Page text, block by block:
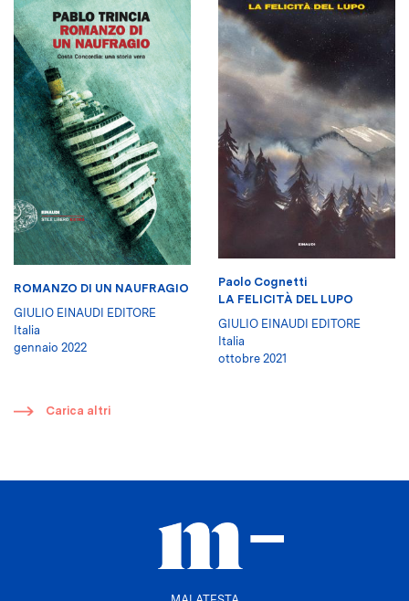
ROMANZO DI UN NAUFRAGIO
GIULIO EINAUDI EDITORE
Italia
gennaio 2022
Paolo Cognetti
LA FELICITÀ DEL LUPO
GIULIO EINAUDI EDITORE
Italia
ottobre 2021
​ Carica altri